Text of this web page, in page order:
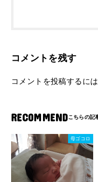
コメントを残す
コメントを投稿するには
RECOMMEND
母ゴコロ